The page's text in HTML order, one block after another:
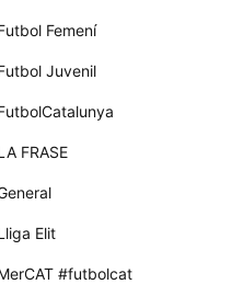
Femení
Juvenil
FRASE
Elit
#futbolcat